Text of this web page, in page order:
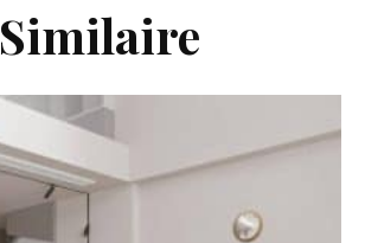
Similaire